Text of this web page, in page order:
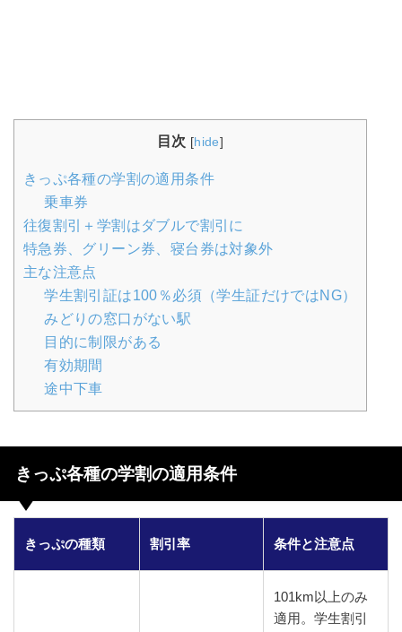
目次 [hide]
きっぷ各種の学割の適用条件
乗車券
往復割引＋学割はダブルで割引に
特急券、グリーン券、寝台券は対象外
主な注意点
学生割引証は100％必須（学生証だけではNG）
みどりの窓口がない駅
目的に制限がある
有効期間
途中下車
きっぷ各種の学割の適用条件
きっぷの種類 割引率 条件と注意点
101km以上のみ
適用。学生割引